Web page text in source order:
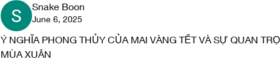
Snake Boon
June 6, 2025
Ý NGHĨA PHONG THỦY CỦA MAI VÀNG TẾT VÀ SỰ QUAN
MÙA XUÂN